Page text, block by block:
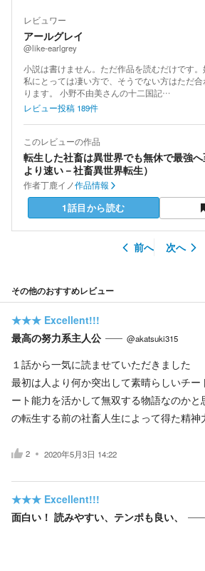
レビュワー
アールグレイ
@like-earlgrey
小説は書けません。ただ作品を読むだけです
私にとっては凄い方で、そうでない方はただ
ります。 小野不由美さんの十二国記…
レビュー投稿 189件
このレビューの作品
転生した社畜は異世界でも無休で最強
より速い－社畜異世界転生）
作者丁鹿イノ作品情報
1話目から読む
前へ 次へ
その他のおすすめレビュー
★★★ Excellent!!!
最高の努力系主人公
@akatsuki315
１話から一気に読ませていただきました
最初は人より何か突出して素晴らしいチー
ート能力を活かして無双する物語なのか
の転生する前の社畜人生によって得た精
2 2020年5月3日 14:22
★★★ Excellent!!!
面白い！ 読みやすい、テンポも良い、